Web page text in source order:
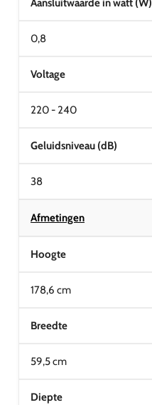
Aansluitwaarde in watt (W)
0,8
Voltage
220 - 240
Geluidsniveau (dB)
38
Afmetingen
Hoogte
178,6 cm
Breedte
59,5 cm
Diepte